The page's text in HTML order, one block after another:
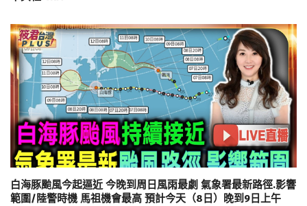
白海豚颱風今起逼近 今晚到周日風雨最劇 氣象署最新路徑.影響
範圍/陸警時機 馬祖機會最高 預計今天（8日）晚到9日上午